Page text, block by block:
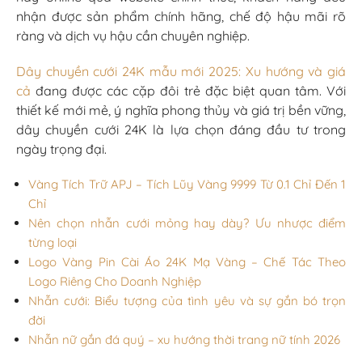
nhận được sản phẩm chính hãng, chế độ hậu mãi rõ
ràng và dịch vụ hậu cần chuyên nghiệp.
Dây chuyền cưới 24K mẫu mới 2025: Xu hướng và giá
cả đang được các cặp đôi trẻ đặc biệt quan tâm. Với
thiết kế mới mẻ, ý nghĩa phong thủy và giá trị bền vững,
dây chuyền cưới 24K là lựa chọn đáng đầu tư trong
ngày trọng đại.
Vàng Tích Trữ APJ – Tích Lũy Vàng 9999 Từ 0.1 Chỉ Đến 1
Chỉ
Nên chọn nhẫn cưới mỏng hay dày? Ưu nhược điểm
từng loại
Logo Vàng Pin Cài Áo 24K Mạ Vàng – Chế Tác Theo
Logo Riêng Cho Doanh Nghiệp
Nhẫn cưới: Biểu tượng của tình yêu và sự gắn bó trọn
đời
Nhẫn nữ gắn đá quý – xu hướng thời trang nữ tính 2026